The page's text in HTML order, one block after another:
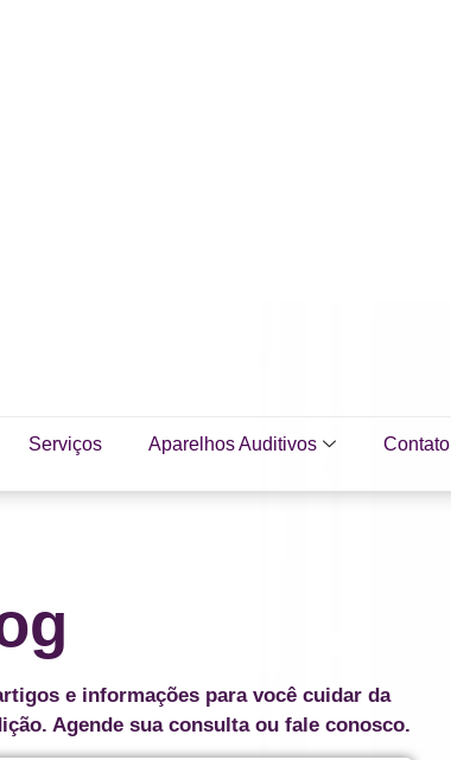
Serviços Aparelhos Auditivos Contato
e informações para você cuidar da
Agende sua consulta ou fale conosco.